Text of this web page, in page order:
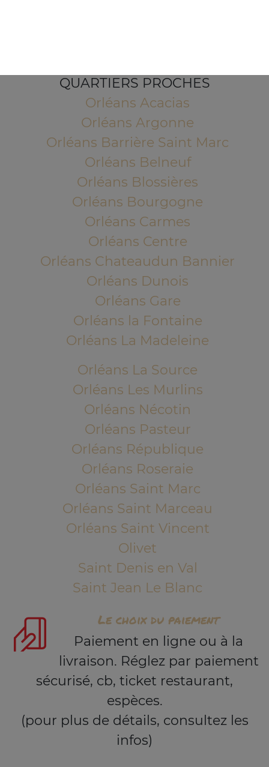
QUARTIERS PROCHES
Orléans Acacias
Orléans Argonne
Orléans Barrière Saint Marc
Orléans Belneuf
Orléans Blossières
Orléans Bourgogne
Orléans Carmes
Orléans Centre
Orléans Chateaudun Bannier
Orléans Dunois
Orléans Gare
Orléans la Fontaine
Orléans La Madeleine
Orléans La Source
Orléans Les Murlins
Orléans Nécotin
Orléans Pasteur
Orléans République
Orléans Roseraie
Orléans Saint Marc
Orléans Saint Marceau
Orléans Saint Vincent
Olivet
Saint Denis en Val
Saint Jean Le Blanc
Le choix du paiement
Paiement en ligne ou à la
livraison. Réglez par paiement
sécurisé, cb, ticket restaurant,
espèces.
(pour plus de détails, consultez les
infos)